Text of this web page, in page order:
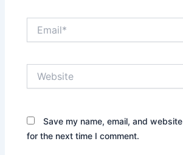
Save my name, email, and
for the next time I comment.